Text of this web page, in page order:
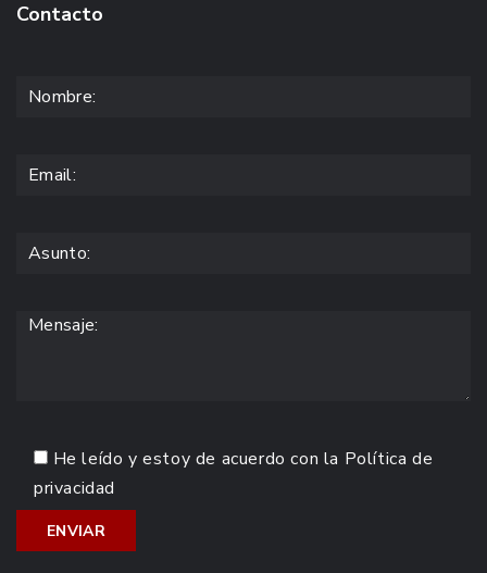
Contacto
He leído y estoy de acuerdo con la Política de
privacidad